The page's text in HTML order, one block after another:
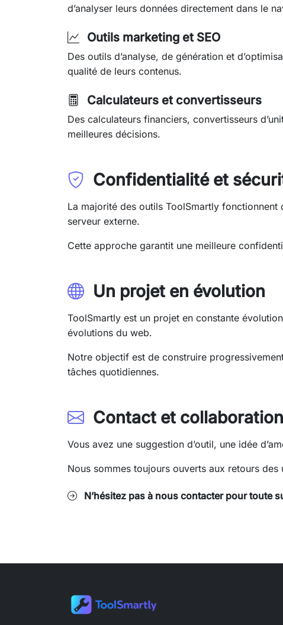
d’analyser leurs données directement dans le
Outils marketing et SEO
Des outils d’analyse, de génération et
qualité de leurs contenus.
Calculateurs et convertisseurs
Des calculateurs financiers, convertisseurs
meilleures décisions.
Confidentialité et
La majorité des outils ToolSmartly
serveur externe.
Cette approche garantit une meilleure
Un projet en évolution
ToolSmartly est un projet en constante
évolutions du web.
Notre objectif est de construire
tâches quotidiennes.
Contact et collaboration
Vous avez une suggestion d’outil, une idée
Nous sommes toujours ouverts aux retours
N’hésitez pas à nous contacter pour toute